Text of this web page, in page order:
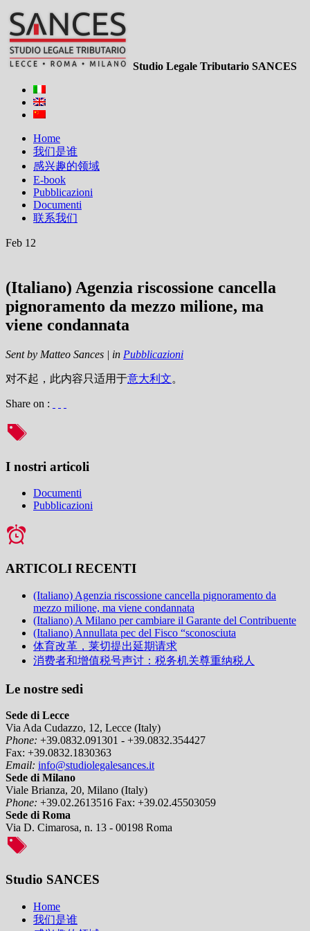
Studio Legale Tributario SANCES
Home
我们是谁
感兴趣的领域
E-book
Pubblicazioni
Documenti
联系我们
Feb 12
(Italiano) Agenzia riscossione cancella
pignoramento da mezzo milione, ma
viene condannata
Sent by Matteo Sances | in Pubblicazioni
对不起，此内容只适用于意大利文。
Share on :
I nostri articoli
Documenti
Pubblicazioni
ARTICOLI RECENTI
(Italiano) Agenzia riscossione cancella pignoramento da
mezzo milione, ma viene condannata
(Italiano) A Milano per cambiare il Garante del Contribuente
(Italiano) Annullata pec del Fisco “sconosciuta
体育改革，莱切提出延期请求
消费者和增值税号声讨：税务机关尊重纳税人
Le nostre sedi
Sede di Lecce
Via Ada Cudazzo, 12, Lecce (Italy)
Phone: +39.0832.091301 - +39.0832.354427
Fax: +39.0832.1830363
Email: info@studiolegalesances.it
Sede di Milano
Viale Brianza, 20, Milano (Italy)
Phone: +39.02.2613516 Fax: +39.02.45503059
Sede di Roma
Via D. Cimarosa, n. 13 - 00198 Roma
Studio SANCES
Home
我们是谁